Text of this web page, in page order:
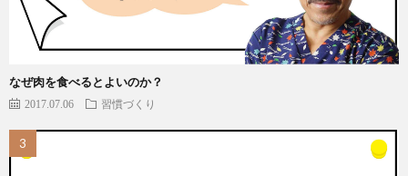
なぜ肉を食べるとよいのか？
2017.07.06 習慣づくり